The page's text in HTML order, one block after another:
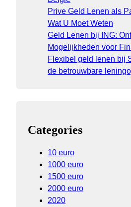
Prive Geld Lenen als
Wat U Moet Weten
Geld Lenen bij ING:
Mogelijkheden voor
Flexibel geld lenen bij
de betrouwbare
Categories
10 euro
1000 euro
1500 euro
2000 euro
2020